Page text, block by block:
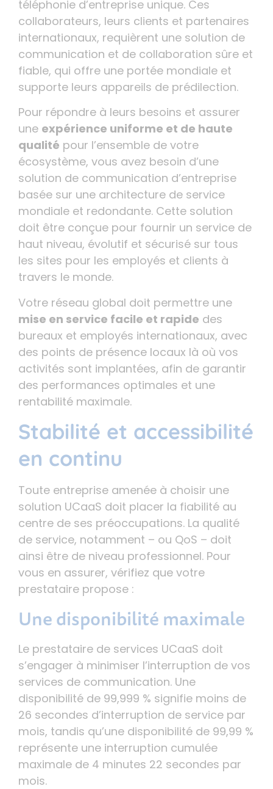
téléphonie d’entreprise unique. Ces
collaborateurs, leurs clients et partenaires
internationaux, requièrent une solution de
communication et de collaboration sûre et
fiable, qui offre une portée mondiale et
supporte leurs appareils de prédilection.
Pour répondre à leurs besoins et assurer
une expérience uniforme et de haute
qualité pour l’ensemble de votre
écosystème, vous avez besoin d’une
solution de communication d’entreprise
basée sur une architecture de service
mondiale et redondante. Cette solution
doit être conçue pour fournir un service de
haut niveau, évolutif et sécurisé sur tous
les sites pour les employés et clients à
travers le monde.
Votre réseau global doit permettre une
mise en service facile et rapide des
bureaux et employés internationaux, avec
des points de présence locaux là où vos
activités sont implantées, afin de garantir
des performances optimales et une
rentabilité maximale.
Stabilité et accessibilité
en continu
Toute entreprise amenée à choisir une
solution UCaaS doit placer la fiabilité au
centre de ses préoccupations. La qualité
de service, notamment – ou QoS – doit
ainsi être de niveau professionnel. Pour
vous en assurer, vérifiez que votre
prestataire propose :
Une disponibilité maximale
Le prestataire de services UCaaS doit
s’engager à minimiser l’interruption de vos
services de communication. Une
disponibilité de 99,999 % signifie moins de
26 secondes d’interruption de service par
mois, tandis qu’une disponibilité de 99,99 %
représente une interruption cumulée
maximale de 4 minutes 22 secondes par
mois.